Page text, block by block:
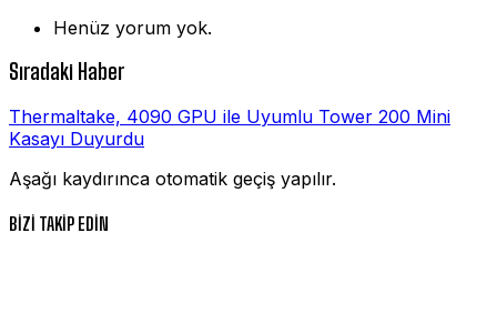
Henüz yorum yok.
Sıradaki Haber
Thermaltake, 4090 GPU ile Uyumlu Tower 200 Mini
Kasayı Duyurdu
Aşağı kaydırınca otomatik geçiş yapılır.
BİZİ TAKİP EDİN